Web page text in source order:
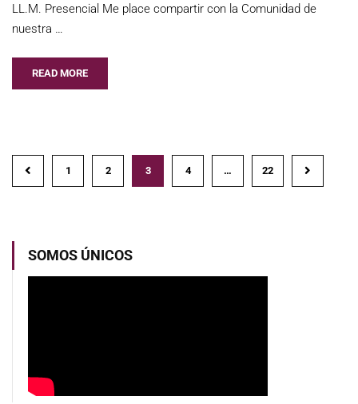
LL.M. Presencial Me place compartir con la Comunidad de
nuestra …
READ MORE
1 2 3 4 … 22
SOMOS ÚNICOS